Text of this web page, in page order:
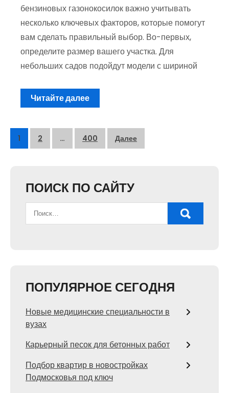
бензиновых газонокосилок важно учитывать
несколько ключевых факторов, которые помогут
вам сделать правильный выбор. Во-первых,
определите размер вашего участка. Для
небольших садов подойдут модели с шириной
Читайте далее
Пагинация
1 2 … 400 Далее
ПОИСК ПО САЙТУ
ПОПУЛЯРНОЕ СЕГОДНЯ
Новые медицинские специальности в
вузах
Карьерный песок для бетонных работ
Подбор квартир в новостройках
Подмосковья под ключ